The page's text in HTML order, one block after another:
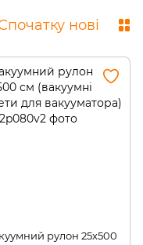
нові
рулон 25х500